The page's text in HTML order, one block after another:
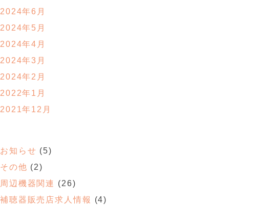
2024年6月
2024年5月
2024年4月
2024年3月
2024年2月
2022年1月
2021年12月
お知らせ (5)
その他 (2)
周辺機器関連 (26)
補聴器販売店求人情報
(4)